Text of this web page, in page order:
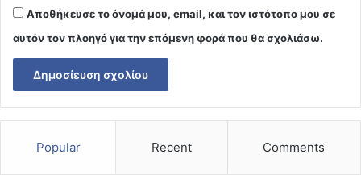
Αποθήκευσε το όνομά μου, email, και τον ιστότοπο μου σε
αυτόν τον πλοηγό για την επόμενη φορά που θα σχολιάσω.
Popular Recent Comments